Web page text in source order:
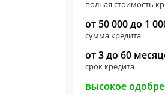
полная стоимость
от 50 000 до 1
сумма кредита
от 3 до 60
срок кредита
высокое